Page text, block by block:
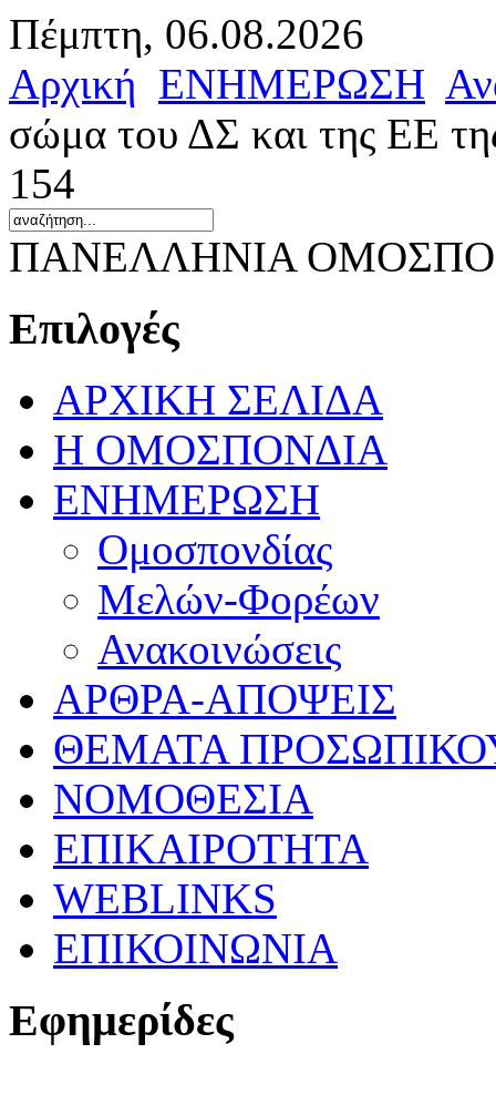
Πέμπτη, 06.08.2026
Αρχική ΕΝΗΜΕΡΩΣΗ
σώμα του ΔΣ και της ΕΕ
154
ΠΑΝΕΛΛΗΝΙΑ
Επιλογές
ΑΡΧΙΚΗ ΣΕΛΙΔΑ
Η ΟΜΟΣΠΟΝΔΙΑ
ΕΝΗΜΕΡΩΣΗ
Ομοσπονδίας
Μελών-Φορέων
Ανακοινώσεις
ΑΡΘΡΑ-ΑΠΟΨΕΙΣ
ΘΕΜΑΤΑ
ΝΟΜΟΘΕΣΙΑ
ΕΠΙΚΑΙΡΟΤΗΤΑ
WEBLINKS
ΕΠΙΚΟΙΝΩΝΙΑ
Εφημερίδες